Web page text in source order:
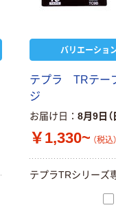
バリエーション
テプラ TRテー
ジ
お届け日 8月9日（
￥1,330~ （税込）
テプラTRシリーズ